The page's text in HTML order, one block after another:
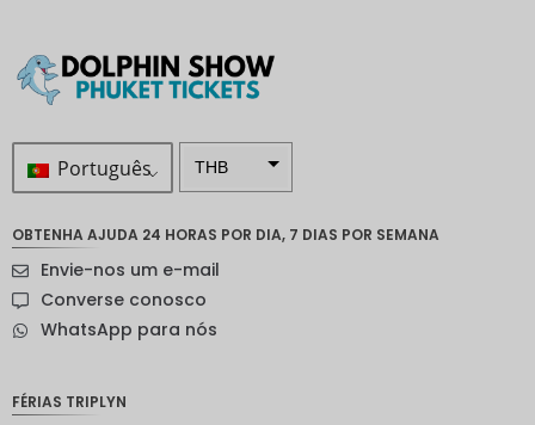
Português THB
sueca
neozelan
OBTENHA AJUDA 24 HORAS POR DIA, 7 DIAS POR SEMANA
Envie-nos um e-mail
Converse conosco
WhatsApp para nós
FÉRIAS TRIPLYN